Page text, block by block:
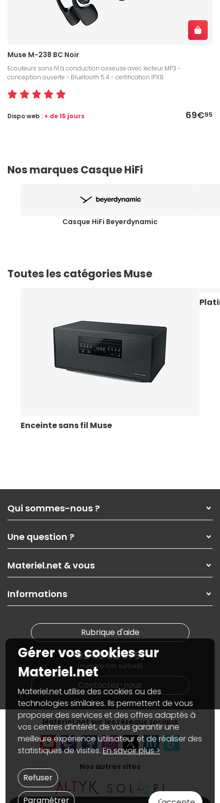
Muse M-238 BC Noir
Ecouteurs sans fil à conduction osseuse avec lecteur MP3 -
conception ouverte - Bluetooth 5.4 - certification IPX8
69€95
Dispo web : + de 15 jours
Nos marques Casque HiFi
Casque HiFi Beyerdynamic
Toutes les catégories Muse
Enceinte sans fil Muse
Qui sommes-nous ?
Nos services
Les magasins Materiel.net
Nos solutions pour les pros
Contactez-nous
Une question ?
Paiement, livraison
Garanties,Pack Zen
SAV, demander un retour
Informations
Materiel.net & vous
On rachète votre carte graphique
PC sur mesure : Votre RDV personnalisé
Materiel.net recrute
Notre programme d'affiliation
Partenariat & Sponsoring
Informations
Nos marques
Conditions générales de vente
Marketplace
Informations légales
Données personnellesetcookies
Gérer vos cookies
Accessibilité : non conforme
Rubrique d'aide
02 40 92 91 91
(numéro non surtaxé)
Contactez-nous
Materiel.net sur les réseaux sociaux
Nos autres sites
Gérer vos cookies sur
Materiel.net
Materiel.net utilise des cookies ou des
technologies similaires. Ils permettent de vous
proposer des services et des offres adaptés à
vos centres d’intérêt, de vous garantir une
meilleure expérience utilisateur et de réaliser des
statistiques de visites.En savoir plus >
Paramétrer
Refuser